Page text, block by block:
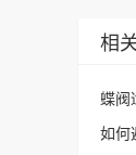
相
蝶阀
如何